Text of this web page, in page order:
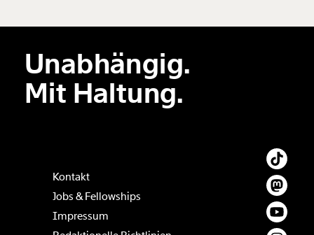
Unabhängig.
Mit Haltung.
Kontakt
Jobs & Fellowships
Impressum